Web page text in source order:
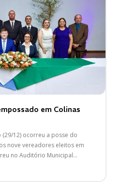
em Colinas
12) ocorreu a posse do
nove vereadores eleitos em
no Auditório Municipal...